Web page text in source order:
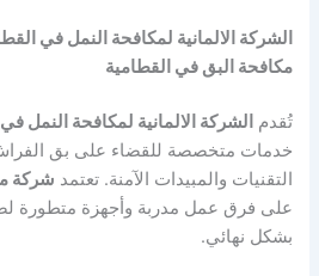
الشركة الالمانية لمكافحة النمل في
مكافحة البق في القطامية
تُقدم الشركة الالمانية لمكافحة النمل
خدمات متخصصة للقضاء على بق
التقنيات والمبيدات الآمنة. تعتمد شركة
على فرق عمل مدربة وأجهزة متطورة
بشكل نهائي.